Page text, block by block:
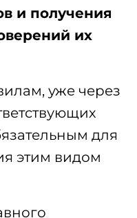
и получения
их
уже через
для
этим видом